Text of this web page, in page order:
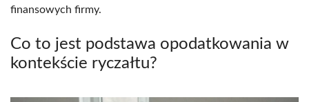
finansowych firmy.
Co to jest podstawa opodatkowania w
kontekście ryczałtu?